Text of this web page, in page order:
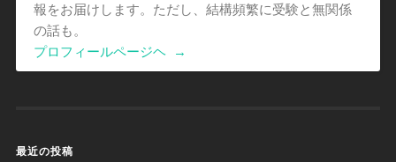
報をお届けします。ただし、結構頻繁に受験と無関係
の話も。
プロフィールページヘ
→
最近の投稿